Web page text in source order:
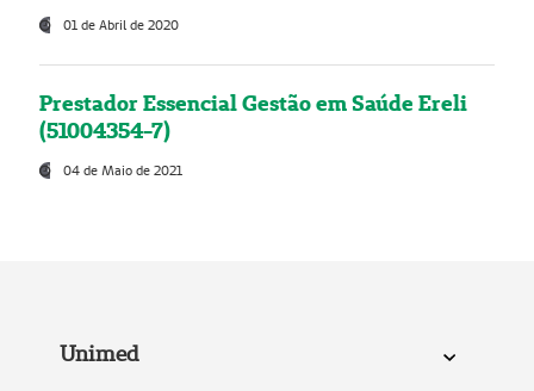
01 de Abril de 2020
Prestador Essencial Gestão em Saúde Ereli
(51004354-7)
04 de Maio de 2021
Unimed